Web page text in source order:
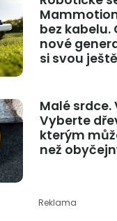
bez kabelu.
nové
si svou
Malé srdce.
Vyberte
kterým
než
Reklama